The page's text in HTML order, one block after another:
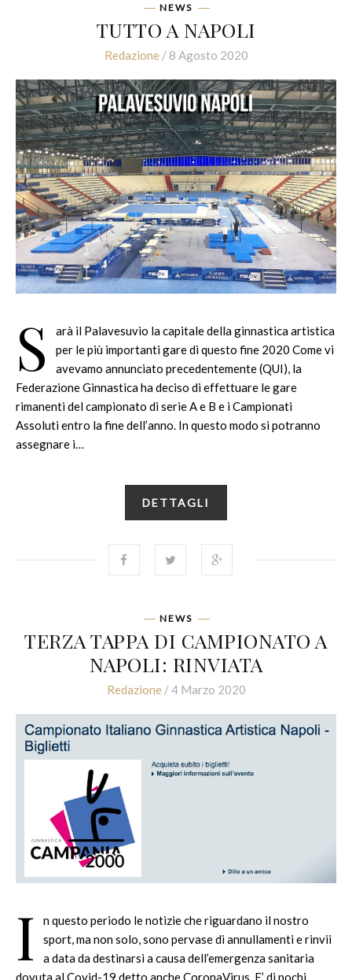
NEWS
TUTTO A NAPOLI
Redazione/ 8 Agosto 2020
S
arà il Palavesuvio la capitale della ginnastica artistica
per le più importanti gare di questo fine 2020 Come vi
avevamo annunciato precedentemente (QUI), la
Federazione Ginnastica ha deciso di effettuare le gare
rimanenti del campionato di serie A e B e i Campionati
Assoluti entro la fine dell’anno. In questo modo si potranno
assegnare i…
DETTAGLI
NEWS
TERZA TAPPA DI CAMPIONATO A
NAPOLI: RINVIATA
Redazione/ 4 Marzo 2020
I
n questo periodo le notizie che riguardano il nostro
sport, ma non solo, sono pervase di annullamenti e rinvii
a data da destinarsi a causa dell’emergenza sanitaria
dovuta al Covid-19 detto anche CoronaVirus. E’ di pochi